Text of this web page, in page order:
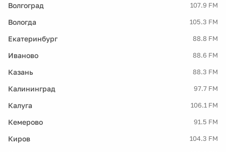
Волгоград 107.9 FM
Вологда 105.3 FM
Екатеринбург 88.8 FM
Иваново 88.6 FM
Казань 88.3 FM
Калининград 97.7 FM
Калуга 106.1 FM
Кемерово 91.5 FM
Киров 104.3 FM